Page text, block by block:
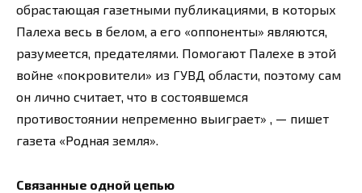
обрастающая газетными публикациями, в которых
Палеха весь в белом, а его «оппоненты» являются,
разумеется, предателями. Помогают Палехе в этой
войне «покровители» из ГУВД области, поэтому сам
он лично считает, что в состоявшемся
противостоянии непременно выиграет» , — пишет
газета «Родная земля».
Связанные одной цепью